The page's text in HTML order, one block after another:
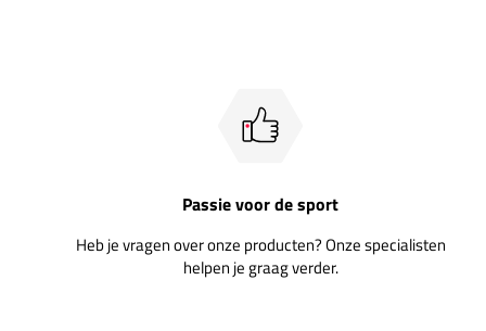
Passie voor de sport
Heb je vragen over onze producten? Onze specialisten
helpen je graag verder.